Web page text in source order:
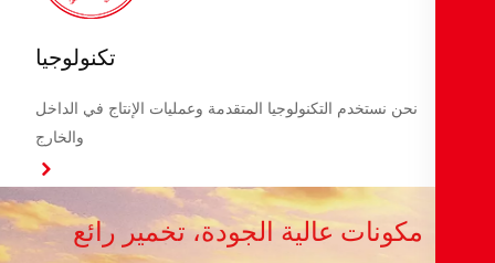
تكنولوجيا
نحن نستخدم التكنولوجيا المتقدمة وعمليات الإنتاج في الداخل
مكونات عالية الجودة، تخمير رائع